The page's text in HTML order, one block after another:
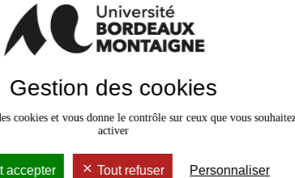
échappe. De
dans toute
apte à être
qu’une
thème de la vérité.
et à ce titre
quelques
Gestion des cookies
cookies et vous donne le contrôle sur ceux que vous
activer
accepter Tout refuser Personnaliser